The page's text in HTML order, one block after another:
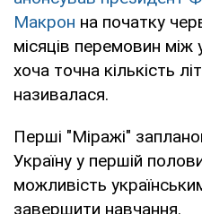
Макрон на початку
місяців перемовин між
хоча точна кількість
називалася.
Перші "Міражі"
Україну у першій
можливість
завершити навчання.